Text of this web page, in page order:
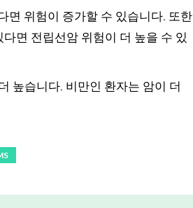
면 위험이 증가할 수 있습니다. 또한
면 전립선암 위험이 더 높을 수 있
높습니다. 비만인 환자는 암이 더